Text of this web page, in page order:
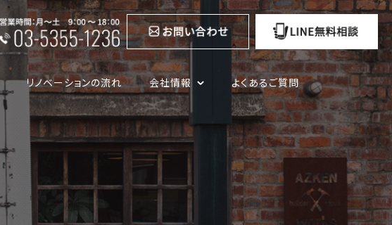
リノベーションの流れ 会社情報 よくあるご質問